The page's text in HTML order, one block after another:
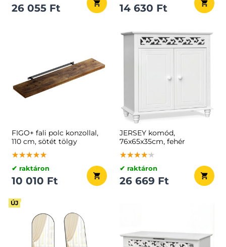
26 055 Ft 14 630 Ft
FIGO+ fali polc konzollal,
110 cm, sötét tölgy
★★★★★
★★★★★
★★★★★
✔ raktáron
10 010 Ft
JERSEY komód,
76x65x35cm, fehér
★★★★★
★★★★★
★★★★★
✔ raktáron
26 669 Ft
ÚJ